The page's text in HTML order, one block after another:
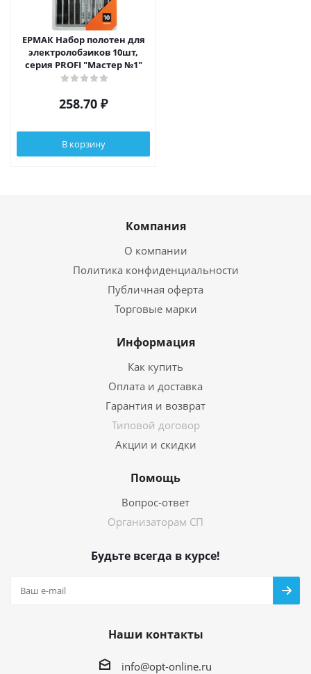
ЕРМАК Набор полотен для
электролобзиков 10шт,
серия PROFI "Мастер №1"
258.70 ₽
В корзину
Компания
О компании
Политика конфиденциальности
Публичная оферта
Торговые марки
Информация
Как купить
Оплата и доставка
Гарантия и возврат
Типовой договор
Акции и скидки
Помощь
Вопрос-ответ
Организаторам СП
Будьте всегда в курсе!
Наши контакты
info@opt-online.ru